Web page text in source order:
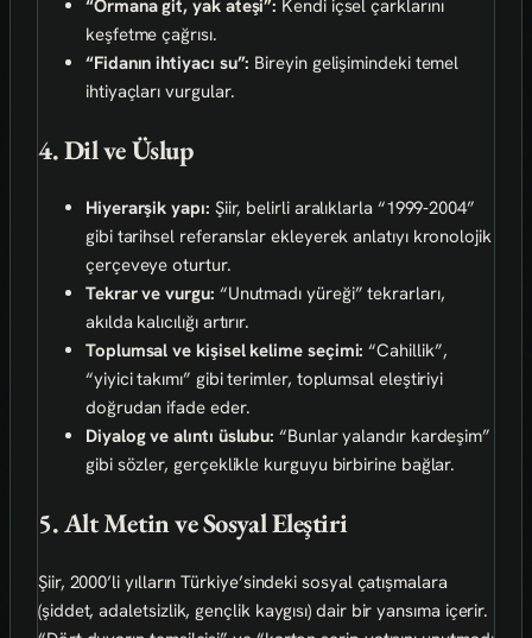
“Ormana git, yak ateşi”: Kendi içsel çarklarını
keşfetme çağrısı.
“Fidanın ihtiyacı su”: Bireyin gelişimindeki temel
ihtiyaçları vurgular.
4. Dil ve Üslup
Hiyerarşik yapı: Şiir, belirli aralıklarla “1999‑2004”
gibi tarihsel referanslar ekleyerek anlatıyı kronolojik
çerçeveye oturtur.
Tekrar ve vurgu: “Unutmadı yüreği” tekrarları,
akılda kalıcılığı artırır.
Toplumsal ve kişisel kelime seçimi: “Cahillik”,
“yiyici takımı” gibi terimler, toplumsal eleştiriyi
doğrudan ifade eder.
Diyalog ve alıntı üslubu: “Bunlar yalandır kardeşim”
gibi sözler, gerçeklikle kurguyu birbirine bağlar.
5. Alt Metin ve Sosyal Eleştiri
Şiir, 2000’li yılların Türkiye’sindeki sosyal çatışmalara
(şiddet, adaletsizlik, gençlik kaygısı) dair bir yansıma içerir.